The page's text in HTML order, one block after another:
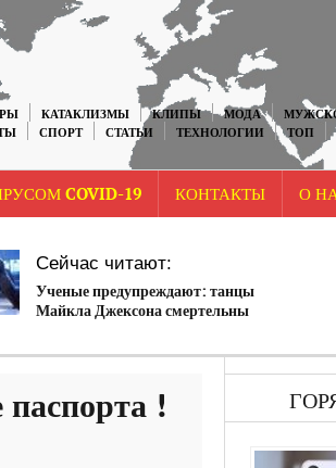
КАТАКЛИЗМЫ КЛИПЫ МОДА
СПОРТ СТАТЬИ ТЕХНОЛОГИИ ТОП
COVID-19 КОНТАКТЫ О
Сейчас читают:
Ученые предупреждают: танцы
Майкла Джексона смертельны
!